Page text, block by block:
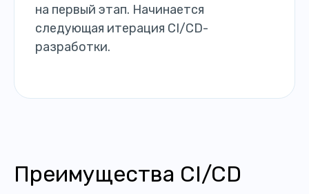
на первый этап. Начинается
следующая итерация CI/CD-
разработки.
Преимущества CI/CD